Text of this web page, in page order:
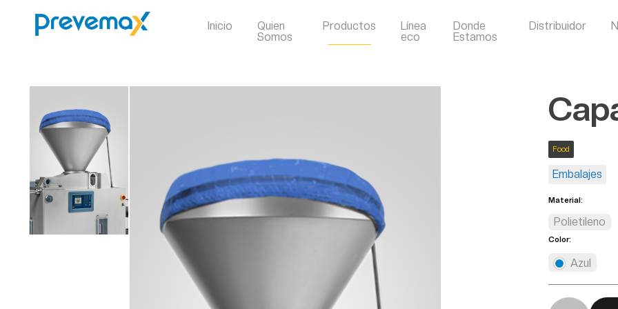
Inicio
Quien
Somos
Productos
Línea
eco
Donde
Estamos
Distribuidor
Food
Embalajes
Material:
Polietileno
Color:
Azul